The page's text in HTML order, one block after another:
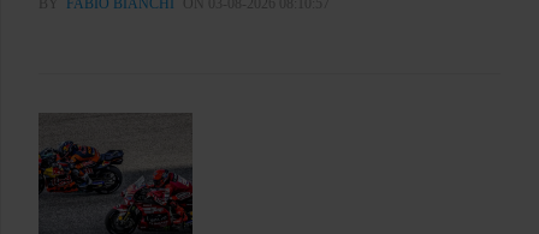
BY FABIO BIANCHI ON 03-08-2026 08:10:57